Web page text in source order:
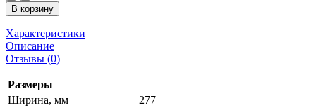
В корзину
Характеристики
Описание
Отзывы (0)
Размеры
Ширина, мм
277